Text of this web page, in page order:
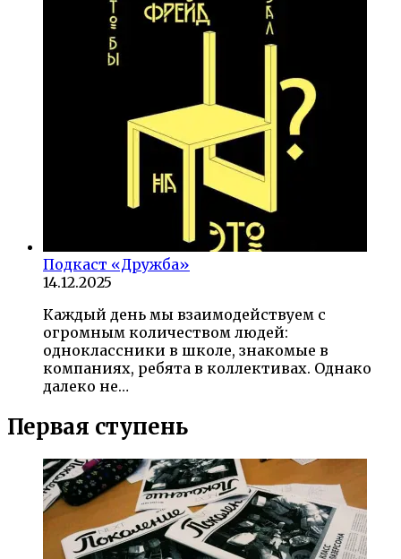
Подкаст «Дружба»
14.12.2025
Каждый день мы взаимодействуем с
огромным количеством людей:
одноклассники в школе, знакомые в
компаниях, ребята в коллективах. Однако
далеко не…
Первая ступень